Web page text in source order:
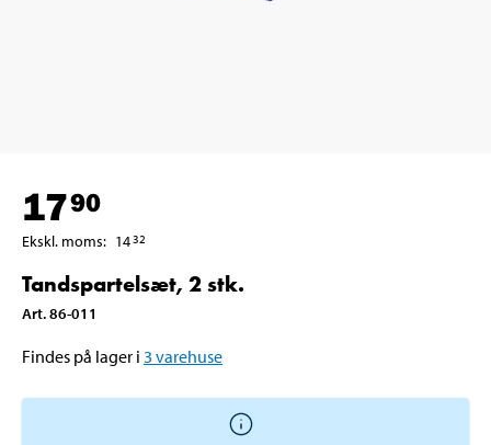
1790
Ekskl. moms: 1432
Tandspartelsæt, 2 stk.
Art.86-011
Findes på lager i 3 varehuse